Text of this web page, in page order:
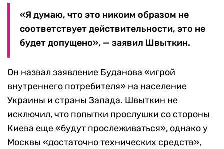
«Я думаю, что это никоим образом не
соответствует действительности, это не
будет допущено», — заявил Швыткин.
Он назвал заявление Буданова «игрой
внутреннего потребителя» на население
Украины и страны Запада. Швыткин не
исключил, что попытки прослушки со стороны
Киева еще «будут прослеживаться», однако у
Москвы «достаточно технических средств»,